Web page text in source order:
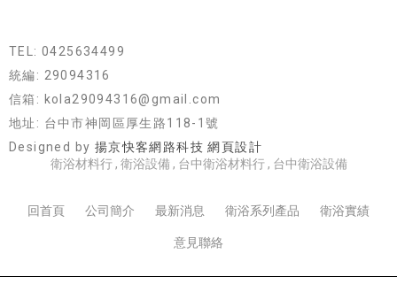
TEL: 0425634499
統編: 29094316
信箱: kola29094316@gmail.com
地址: 台中市神岡區厚生路118-1號
Designed by 揚京快客網路科技 網頁設計
衛浴材料行 衛浴設備 台中衛浴材料行 台中衛浴設備
回首頁 公司簡介 最新消息 衛浴系列產品 衛浴實績
意見聯絡